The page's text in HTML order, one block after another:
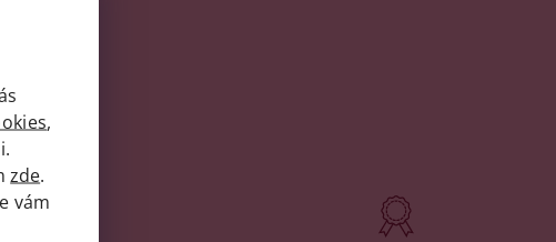
,
zde.
vám